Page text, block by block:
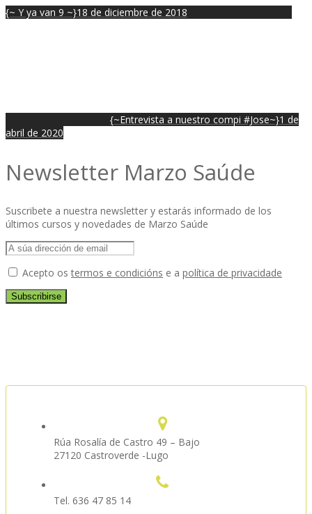
{~ Y ya van 9 ~}18 de diciembre de 2018
{~Entrevista a nuestro compi #Jose~}1 de
abril de 2020
Newsletter Marzo Saúde
Suscribete a nuestra newsletter y estarás informado de los
últimos cursos y novedades de Marzo Saúde
Acepto ostermos e condicións e a política de privacidade
Rúa Rosalía de Castro 49 – Bajo
27120 Castroverde -Lugo
Tel. 636 47 85 14